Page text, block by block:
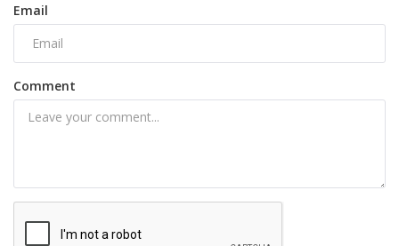
Email
Comment